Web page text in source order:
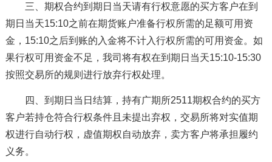
三、期权合约到期日当天请有行权意愿的买方客户在到
期日当天15:10之前在期货账户准备行权所需的足额可用资
金，15:10之后到账的入金将不计入行权所需的可用资金。如
果行权可用资金不足，我司将有权在到期日当天15:10-15:30
按照交易所的规则进行放弃行权处理。
四、到期日当日结算，持有广期所2511期权合约的买方
客户若持仓符合行权条件且未提出弃权，交易所将对实值期
权进行自动行权，虚值期权自动放弃，卖方客户将承担履约
义务。